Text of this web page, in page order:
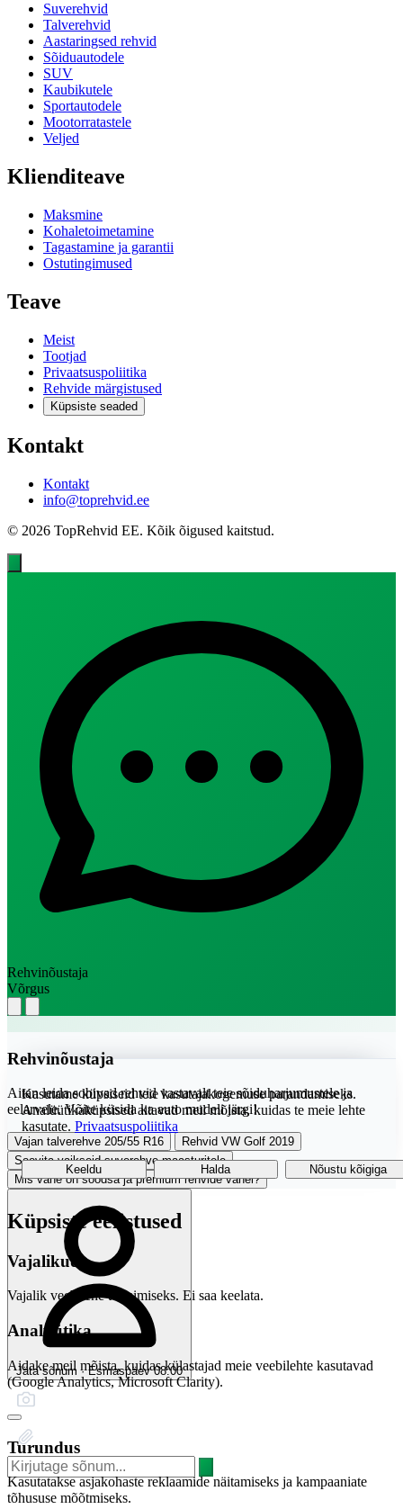
Suverehvid
Talverehvid
Aastaringsed rehvid
Sõiduautodele
SUV
Kaubikutele
Sportautodele
Mootorratastele
Veljed
Klienditeave
Maksmine
Kohaletoimetamine
Tagastamine ja garantii
Ostutingimused
Teave
Meist
Tootjad
Privaatsuspoliitika
Rehvide märgistused
Küpsiste seaded
Kontakt
Kontakt
info@toprehvid.ee
© 2026 TopRehvid EE. Kõik õigused kaitstud.
Rehvinõustaja
Võrgus
Rehvinõustaja
Aitan leida sobivad rehvid vastavalt teie sõiduharjumustele ja
eelarvele. Võite küsida ka auto mudeli järgi!
Vajan talverehve 205/55 R16
Rehvid VW Golf 2019
Soovita vaikseid suverehve maasturitele
Mis vahe on soodsa ja premium rehvide vahel?
Jäta sõnum · Esmaspäev 08:00
Kasutame küpsiseid teie kasutajakogemuse parandamiseks.
Analüütikaküpsised aitavad meil mõista, kuidas te meie lehte
kasutate. Privaatsuspoliitika
Keeldu Halda Nõustu kõigiga
Küpsiste eelistused
Vajalikud
Vajalik veebilehe toimimiseks. Ei saa keelata.
Analüütika
Aidake meil mõista, kuidas külastajad meie veebilehte kasutavad
(Google Analytics, Microsoft Clarity).
Turundus
Kasutatakse asjakohaste reklaamide näitamiseks ja kampaaniate
tõhususe mõõtmiseks.